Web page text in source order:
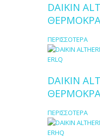
DAIKIN
ΠΕΡΙΣΣΟΤΕΡΑ
DAIKIN
ΠΕΡΙΣΣΟΤΕΡΑ